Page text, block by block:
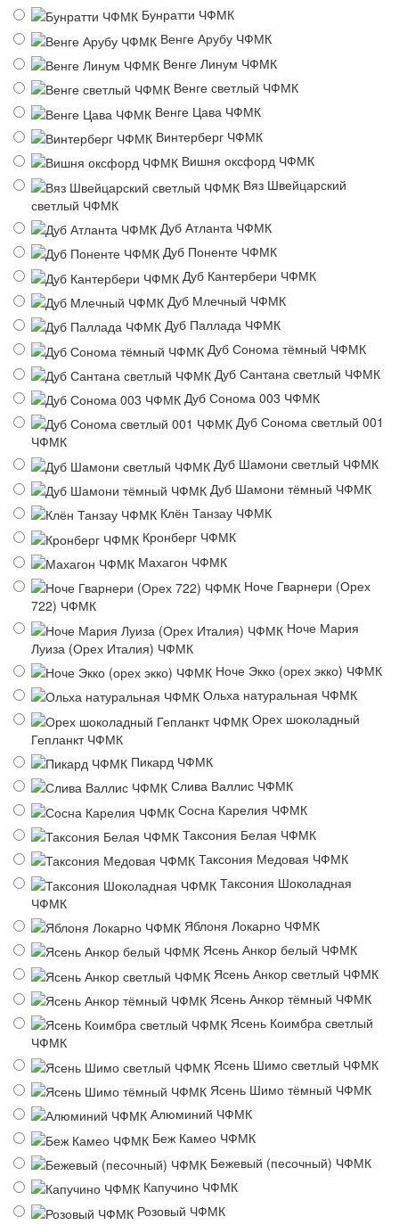
Бунратти ЧФМК
Венге Арубу ЧФМК
Венге Линум ЧФМК
Венге светлый ЧФМК
Венге Цава ЧФМК
Винтерберг ЧФМК
Вишня оксфорд ЧФМК
Вяз Швейцарский
светлый ЧФМК
Дуб Атланта ЧФМК
Дуб Поненте ЧФМК
Дуб Кантербери ЧФМК
Дуб Млечный ЧФМК
Дуб Паллада ЧФМК
Дуб Сонома тёмный ЧФМК
Дуб Сантана светлый ЧФМК
Дуб Сонома 003 ЧФМК
Дуб Сонома светлый 001
ЧФМК
Дуб Шамони светлый ЧФМК
Дуб Шамони тёмный ЧФМК
Клён Танзау ЧФМК
Кронберг ЧФМК
Махагон ЧФМК
Ноче Гварнери (Орех
722) ЧФМК
Ноче Мария
Луиза (Орех Италия) ЧФМК
Ноче Экко (орех экко) ЧФМК
Ольха натуральная ЧФМК
Орех шоколадный
Гепланкт ЧФМК
Пикард ЧФМК
Слива Валлис ЧФМК
Сосна Карелия ЧФМК
Таксония Белая ЧФМК
Таксония Медовая ЧФМК
Таксония Шоколадная
ЧФМК
Яблоня Локарно ЧФМК
Ясень Анкор белый ЧФМК
Ясень Анкор светлый ЧФМК
Ясень Анкор тёмный ЧФМК
Ясень Коимбра светлый
ЧФМК
Ясень Шимо светлый ЧФМК
Ясень Шимо тёмный ЧФМК
Алюминий ЧФМК
Беж Камео ЧФМК
Бежевый (песочный) ЧФМК
Капучино ЧФМК
Розовый ЧФМК